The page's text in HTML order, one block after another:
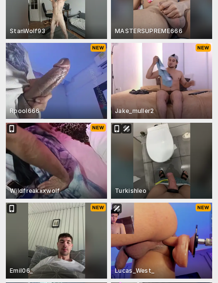
StanWolf93 MASTERSUPREME666
Rpool666 Jake_muller2
Wildfreakxxwolf Turkishleo
Emil06_ Lucas_West_